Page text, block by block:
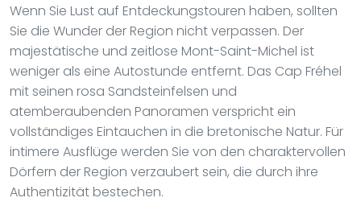
Wenn Sie Lust auf Entdeckungstouren haben, sollten
Sie die Wunder der Region nicht verpassen. Der
majestätische und zeitlose Mont-Saint-Michel ist
weniger als eine Autostunde entfernt. Das Cap Fréhel
mit seinen rosa Sandsteinfelsen und
atemberaubenden Panoramen verspricht ein
vollständiges Eintauchen in die bretonische Natur. Für
intimere Ausflüge werden Sie von den charaktervollen
Dörfern der Region verzaubert sein, die durch ihre
Authentizität bestechen.